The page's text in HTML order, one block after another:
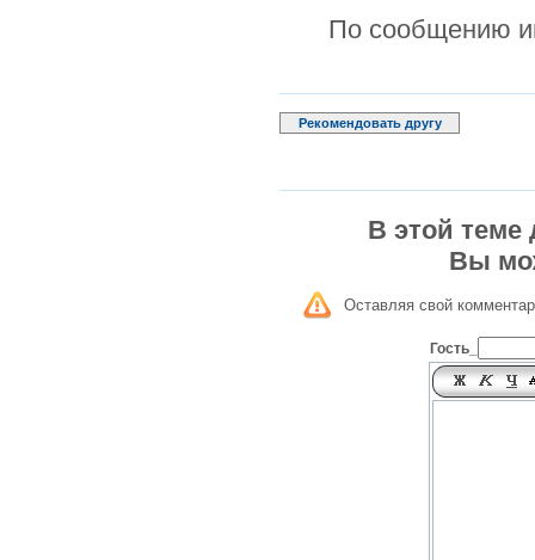
По сообщению
Рекомендовать другу
В этой теме
Вы
Оставляя свой
Гость_